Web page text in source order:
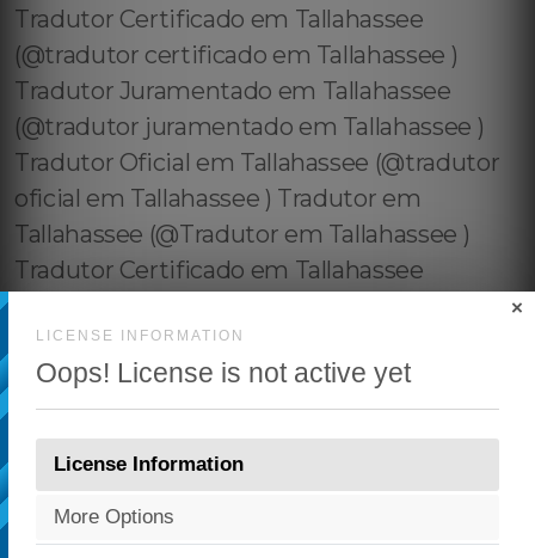
LICENSE INFORMATION
Oops! License is not active yet
×
License Information
More Options